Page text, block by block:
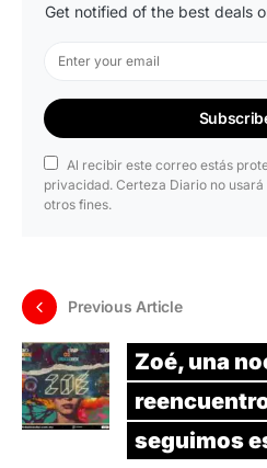
Get notified of the best deals
Al recibir este correo estás
privacidad. Certeza Diario no
otros fines.
Previous Article
Zoé, una
seguimos